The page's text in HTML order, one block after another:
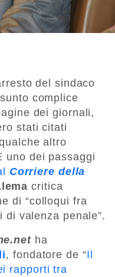
del sindaco
complice
dei giornali,
stati citati
altro
uno dei passaggi
Corriere della
critica
di “colloqui fra
valenza penale”.
ha
, fondatore de “Il
rapporti tra